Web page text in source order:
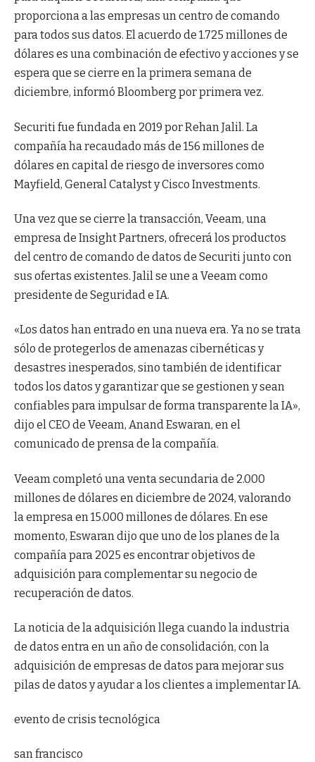
proporciona a las empresas un centro de comando
para todos sus datos. El acuerdo de 1.725 millones de
dólares es una combinación de efectivo y acciones y se
espera que se cierre en la primera semana de
diciembre, informó Bloomberg por primera vez.
Securiti fue fundada en 2019 por Rehan Jalil. La
compañía ha recaudado más de 156 millones de
dólares en capital de riesgo de inversores como
Mayfield, General Catalyst y Cisco Investments.
Una vez que se cierre la transacción, Veeam, una
empresa de Insight Partners, ofrecerá los productos
del centro de comando de datos de Securiti junto con
sus ofertas existentes. Jalil se une a Veeam como
presidente de Seguridad e IA.
«Los datos han entrado en una nueva era. Ya no se trata
sólo de protegerlos de amenazas cibernéticas y
desastres inesperados, sino también de identificar
todos los datos y garantizar que se gestionen y sean
confiables para impulsar de forma transparente la IA»,
dijo el CEO de Veeam, Anand Eswaran, en el
comunicado de prensa de la compañía.
Veeam completó una venta secundaria de 2.000
millones de dólares en diciembre de 2024, valorando
la empresa en 15.000 millones de dólares. En ese
momento, Eswaran dijo que uno de los planes de la
compañía para 2025 es encontrar objetivos de
adquisición para complementar su negocio de
recuperación de datos.
La noticia de la adquisición llega cuando la industria
de datos entra en un año de consolidación, con la
adquisición de empresas de datos para mejorar sus
pilas de datos y ayudar a los clientes a implementar IA.
evento de crisis tecnológica
san francisco